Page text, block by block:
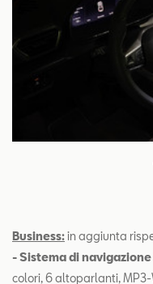
Business:in aggiunta
- Sistema di navigazione
colori, 6 altoparlanti, MP3-